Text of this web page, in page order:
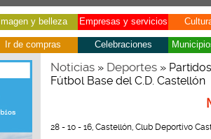
Imagen y belleza Empresas y servicios
Ir de compras Celebraciones
Noticias» Deportes»
Fútbol Base del C.D. Castellón
28 - 10 - 16, Castellón, Club Deportivo